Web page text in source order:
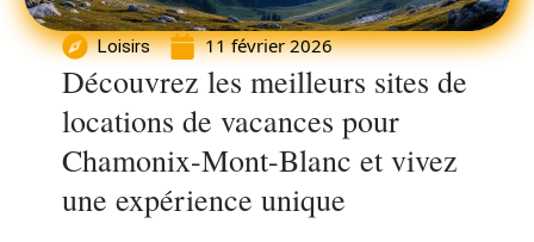
Loisirs 11 février 2026
Découvrez les meilleurs sites de
locations de vacances pour
Chamonix-Mont-Blanc et vivez
une expérience unique